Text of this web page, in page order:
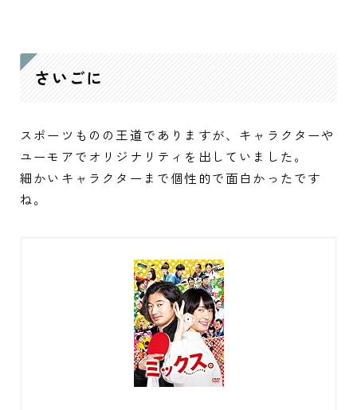
さいごに
スポーツものの王道でありますが、キャラクターや
ユーモアでオリジナリティを出していました。
細かいキャラクターまで個性的で面白かったです
ね。